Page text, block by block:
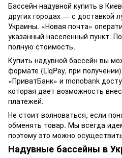
Бассейн надувной купить в
других городах — с доставкой
Украины. «Новая почта»
указанный населенный пункт.
полную стоимость.
Купить надувной бассейн вы
формате (LiqPay, при
«ПриватБанк» и monobank
которая дает возможность
платежей.
Не стоит волноваться, если
обменять товар. Мы всегда
поэтому это можно
Надувные бассейны в